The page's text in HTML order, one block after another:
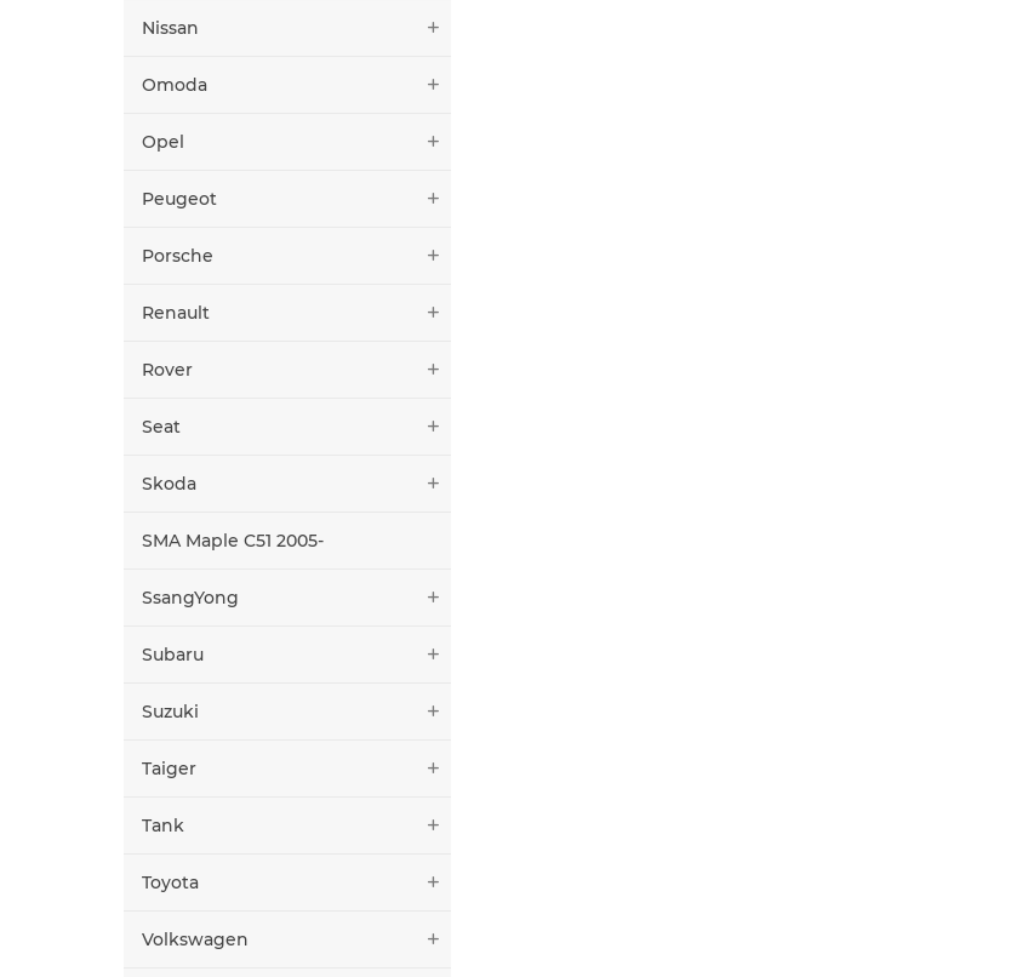
Nissan
Omoda
Opel
Peugeot
Porsche
Renault
Rover
Seat
Skoda
SMA Maple C51 2005-
SsangYong
Subaru
Suzuki
Taiger
Tank
Toyota
Volkswagen